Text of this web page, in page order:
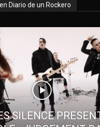
Diario de un Rockero
SILENCE